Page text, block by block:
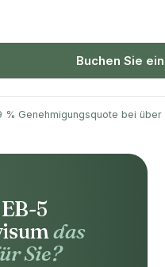
Buchen Sie
% Genehmigungsquote bei
5
das
Sie?